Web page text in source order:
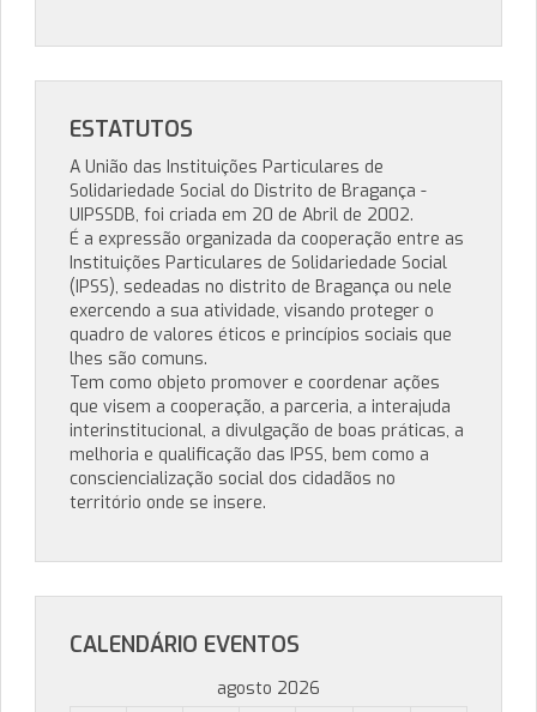
ESTATUTOS
A União das Instituições Particulares de
Solidariedade Social do Distrito de Bragança -
UIPSSDB, foi criada em 20 de Abril de 2002.
É a expressão organizada da cooperação entre as
Instituições Particulares de Solidariedade Social
(IPSS), sedeadas no distrito de Bragança ou nele
exercendo a sua atividade, visando proteger o
quadro de valores éticos e princípios sociais que
lhes são comuns.
Tem como objeto promover e coordenar ações
que visem a cooperação, a parceria, a interajuda
interinstitucional, a divulgação de boas práticas, a
melhoria e qualificação das IPSS, bem como a
consciencialização social dos cidadãos no
território onde se insere.
CALENDÁRIO EVENTOS
agosto 2026